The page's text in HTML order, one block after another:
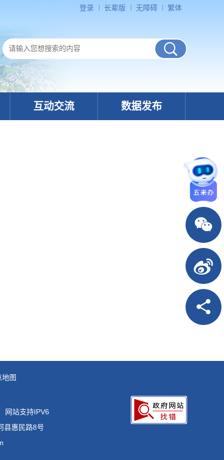
登录 长辈版 无障碍 繁体
互动交流 数据发布
地图
网站支持IPV6
县惠民路8号